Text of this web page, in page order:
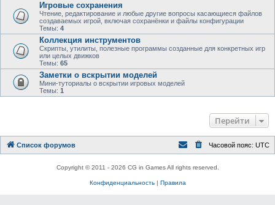
Игровые сохранения
Чтение, редактирование и любые другие вопросы касающиеся файлов
создаваемых игрой, включая сохранёнки и файлы конфигурации
Темы: 4
Коллекция инструментов
Скрипты, утилиты, полезные программы созданные для конкретных игр
или целых движков
Темы: 65
Заметки о вскрытии моделей
Мини-туториалы о вскрытии игровых моделей
Темы: 1
Перейти
Список форумов Часовой пояс: UTC
Copyright © 2011 - 2026 CG in Games All rights reserved.
Конфиденциальность| Правила